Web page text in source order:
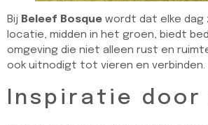
Bij Beleef Bosque wordt dat elke dag
locatie, midden in het groen, biedt
omgeving die niet alleen rust en
ook uitnodigt tot vieren en verbinden.
Inspiratie door